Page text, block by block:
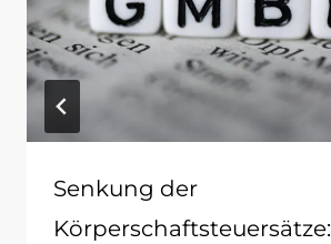
Senkung der
Körperschaftsteuersätze: